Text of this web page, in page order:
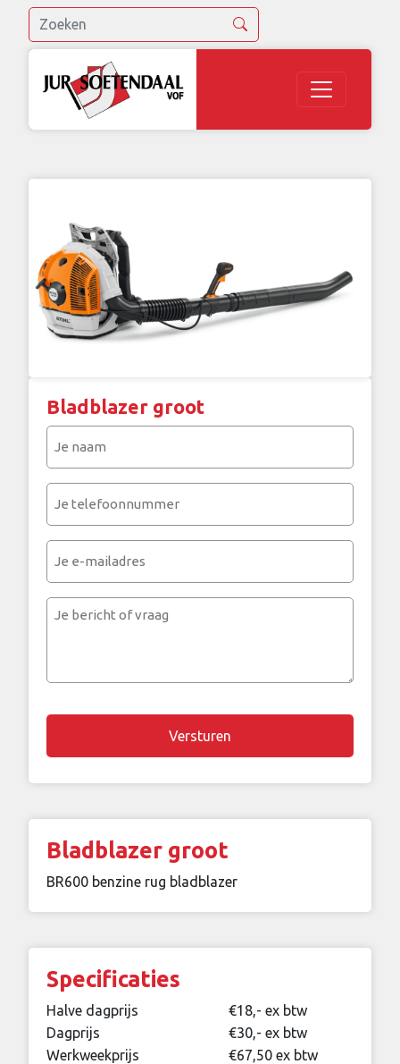
Bladblazer groot
(Vereist)
(Vereist)
mailadres
Je
Chapta
Bladblazer groot
BR600 benzine rug bladblazer
Specificaties
Halve dagprijs
€18,- ex btw
Dagprijs
€30,- ex btw
Werkweekprijs
€67,50 ex btw